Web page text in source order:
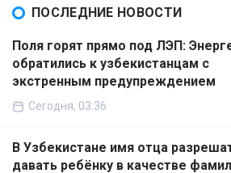
ПОСЛЕДНИЕ НОВОСТИ
Поля горят прямо под ЛЭП:
обратились к узбекистанцам с
экстренным предупреждением
Сегодня, 03:36
В Узбекистане имя отца
давать ребёнку в качестве